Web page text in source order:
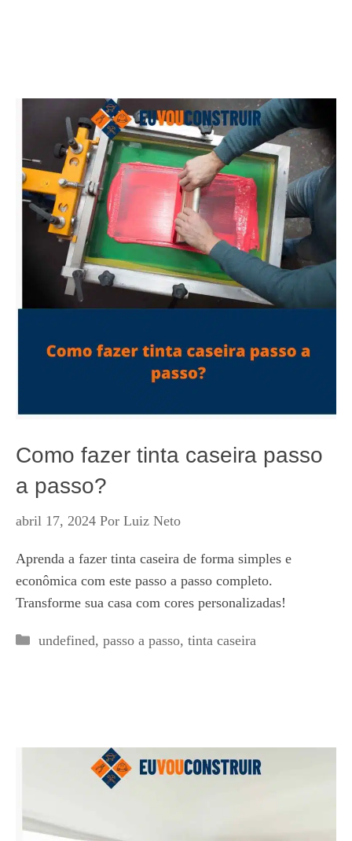
Como fazer tinta caseira passo
a passo?
abril 17, 2024 Por Luiz Neto
Aprenda a fazer tinta caseira de forma simples e
econômica com este passo a passo completo.
Transforme sua casa com cores personalizadas!
Categorias
undefined, passo a passo, tinta caseira